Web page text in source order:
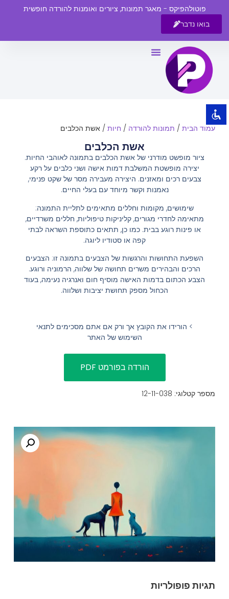
visibility_off השבת את ההבזקים
title סמן כותרות
צבע רקע
zoom_out
zoom_in זום (הגדלה)
הגדלת גופן
ניגודיות בהירה
ניגודיות כהה
הוסף קו תחתון לקישורים
סמן קישורים
לאפס
האפשרויות
פוטולהפיקס - מאגר תמונות, ציורים ואומנות להורדה חופשית
בואו נדבר
עמוד הבית/ תמונות להורדה / חיות/ אשת הכלבים
אשת הכלבים
ציור מופשט מודרני של אשת הכלבים בתמונה לאוהבי החיות.
יצירה מופשטת המשלבת דמות אישה ושני כלבים על רקע
צבעים רכים ומאזנים. היצירה מעבירה מסר של שקט פנימי,
נאמנות וקשר מיוחד עם בעלי החיים.
שימושים, מקומות וחללים מתאימים לתליית התמונה:
מתאימה לחדרי מגורים, קליניקות טיפוליות, חללים משרדיים,
או פינות רוגע בבית. כמו כן, תתאים כתוספת השראה לבתי
קפה או סטודיו ליוגה.
השפעת התחושות והרגשות של הצבעים בתמונה זו: הצבעים
הרכים והבהירים משרים תחושה של שלווה, הרמוניה ורוגע.
הצבע הכתום בדמות האישה מוסיף חום ואנרגיה נעימה, בעוד
הכחול מספק תחושת יציבות ושלווה.
> הורידו את הקובץ אך ורק אם אתם מסכימים לתנאי
השימוש של האתר
מספר קטלוגי: 12-11-038
תגיות פופולריות